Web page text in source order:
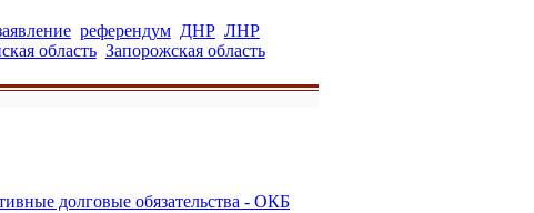
референдум ДНР ЛНР
область Запорожская область
долговые обязательства - ОКБ